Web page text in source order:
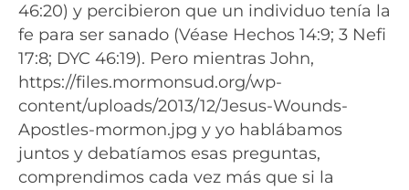
46:20) y percibieron que un individuo tenía la
fe para ser sanado (Véase Hechos 14:9; 3 Nefi
17:8; DYC 46:19). Pero mientras John,
https://files.mormonsud.org/wp-
content/uploads/2013/12/Jesus-Wounds-
Apostles-mormon.jpg y yo hablábamos
juntos y debatíamos esas preguntas,
comprendimos cada vez más que si la